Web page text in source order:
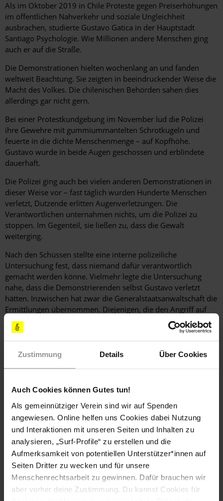
Zustimmung Details Über Cookies
Auch Cookies können Gutes tun!
Als gemeinnütziger Verein sind wir auf Spenden
angewiesen. Online helfen uns Cookies dabei Nutzung
und Interaktionen mit unseren Seiten und Inhalten zu
analysieren, „Surf-Profile“ zu erstellen und die
Aufmerksamkeit von potentiellen Unterstützer*innen auf
Seiten Dritter zu wecken und für unsere
Menschenrechtsarbeit zu gewinnen. Dafür brauchen wir
aber vorher deine Zustimmung. Du kannst Cookies für
Als im Oktober 2019 in Chile Proteste gegen Preiserhöhungen
im öffentlichen Nahverkehr und soziale Ungleichheit
ausbrachen, studierte Gustavo Gatica in der Hauptstadt
Santiago Psychologie. Wie Millionen andere Menschen ging
auch er auf die Straße.
Die Demonstrationen hielten wochenlang an und fanden
weltweit Beachtung. Sie zeigten in beeindruckender Weise die
Macht des Volkes. Die chilenischen Behörden sahen dies
allerdings gar nicht gern.
Bei einer Protestkundgebung im November lud die Polizei
ihre Gewehre mit gummiummantelten Schrotkugeln und
feuerte in die dichte Menschenmenge – auf Kopfhöhe.
Gustavo wurde in beide Augen geschossen und erblindete
dauerhaft.
Die Polizei ging auch bei vielen anderen Demonstrationen in
dieser Weise vor – fast täglich wurden Hunderte Menschen
verletzt, Dutzende erlitten Augenverletzungen. Die
Verantwortlichen unternahmen nichts, um die Polizei zu
stoppen. Im Gegenteil, sie ließen zu, dass die Gewalt
weiterging.
Nach den Schüssen stellte eine interne polizeiliche
Untersuchung fest, dass niemand dafür verantwortlich
gemacht werden könne. Vielmehr legte die Untersuchung
nahe, dass die Demonstrierenden selbst Gustavo verletzt
hätten. Inzwischen hat zwar die Generalstaatsanwaltschaft die
Ermittlungen übernommen. Diejenigen, die den Angriff auf
Gustavo erlaubten, wurden jedoch immer noch nicht zur
Rechenschaft gezogen.
"Ich habe meine Augen dafür geopfert, dass die Leute
aufwachen", sagt Gustavo. Bei den folgenden
Demonstrationen trugen die Teilnehmenden Augenklappen
Gerechtigkeit. Wir ebenfalls.
Wende Dich auch direkt an Gustavo!
Schreibe ihm, dass er sein Augenlicht nicht umsonst verloren
hat, und schicke ihm eine Nachricht der Hoffnung und
Solidarität. Sende Briefe in Blindenschrift, Sprachnachrichten
oder andere konkrete Zeichen der Solidarität an:
Amnistía Internacional Chile